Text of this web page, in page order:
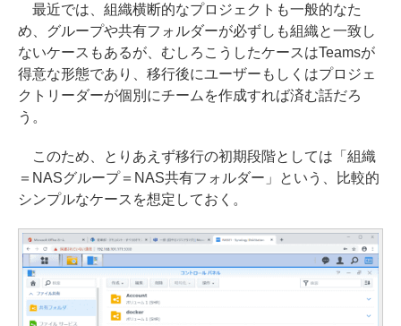
最近では、組織横断的なプロジェクトも一般的なた
め、グループや共有フォルダーが必ずしも組織と一致し
ないケースもあるが、むしろこうしたケースはTeamsが
得意な形態であり、移行後にユーザーもしくはプロジェ
クトリーダーが個別にチームを作成すれば済む話だろ
う。
このため、とりあえず移行の初期段階としては「組織
＝NASグループ＝NAS共有フォルダー」という、比較的
シンプルなケースを想定しておく。